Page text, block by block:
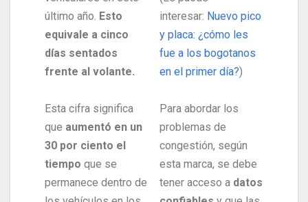
último año. Esto
equivale a cinco
días sentados
frente al volante.
Esta cifra significa
que aumentó en un
30 por ciento el
tiempo que se
permanece dentro de
interesar: Nuevo pico
y placa: ¿cómo les
fue a los bogotanos
en el primer día?)
Para abordar los
problemas de
congestión, según
esta marca, se debe
tener acceso a datos